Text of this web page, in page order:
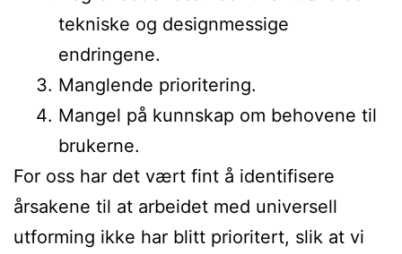
tekniske og designmessige
endringene.
Manglende prioritering.
Mangel på kunnskap om behovene til
brukerne.
For oss har det vært fint å identifisere
årsakene til at arbeidet med universell
utforming ikke har blitt prioritert, slik at vi